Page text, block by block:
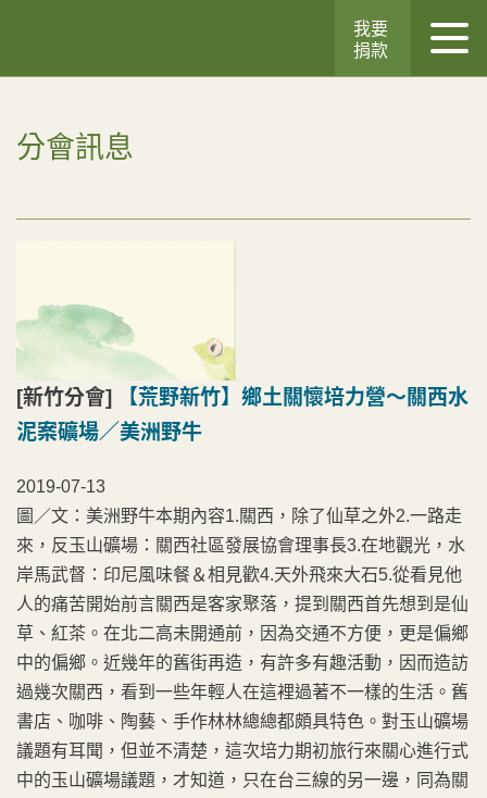
我要
捐款
分會訊息
[新竹分會]
【荒野新竹】鄉土關懷培力營～關西水
泥案礦場／美洲野牛
2019-07-13
圖／文：美洲野牛本期內容1.關西，除了仙草之外2.一路走
來，反玉山礦場：關西社區發展協會理事長3.在地觀光，水
岸馬武督：印尼風味餐＆相見歡4.天外飛來大石5.從看見他
人的痛苦開始前言關西是客家聚落，提到關西首先想到是仙
草、紅茶。在北二高未開通前，因為交通不方便，更是偏鄉
中的偏鄉。近幾年的舊街再造，有許多有趣活動，因而造訪
過幾次關西，看到一些年輕人在這裡過著不一樣的生活。舊
書店、咖啡、陶藝、手作林林總總都頗具特色。對玉山礦場
議題有耳聞，但並不清楚，這次培力期初旅行來關心進行式
中的玉山礦場議題，才知道，只在台三線的另一邊，同為關